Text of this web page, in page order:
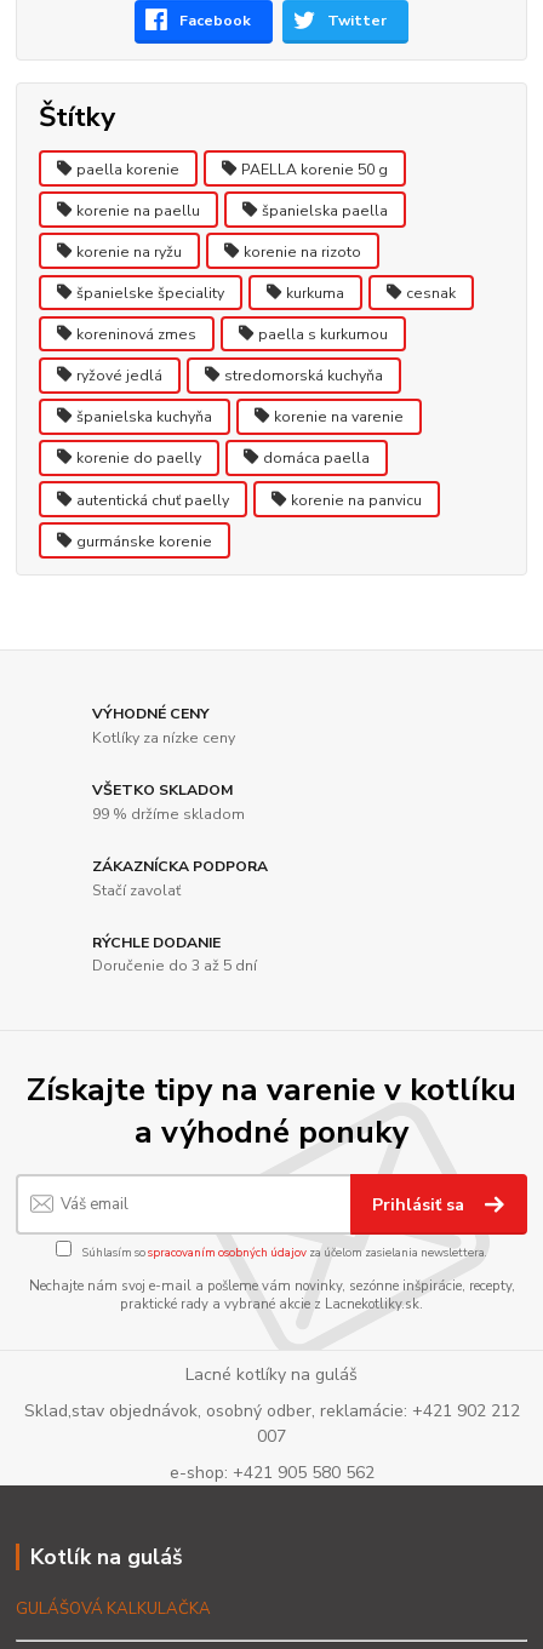
Facebook Twitter
Štítky
paella korenie PAELLA korenie 50 g
korenie na paellu španielska paella
korenie na ryžu korenie na rizoto
španielske špeciality kurkuma cesnak
koreninová zmes paella s kurkumou
ryžové jedlá stredomorská kuchyňa
španielska kuchyňa korenie na varenie
korenie do paelly domáca paella
autentická chuť paelly korenie na panvicu
gurmánske korenie
VÝHODNÉ CENY
Kotlíky za nízke ceny
VŠETKO SKLADOM
99 % držíme skladom
ZÁKAZNÍCKA PODPORA
Stačí zavolať
RÝCHLE DODANIE
Doručenie do 3 až 5 dní
Získajte tipy na varenie v kotlíku
a výhodné ponuky
Prihlásiť sa
Súhlasím sospracovaním osobných údajov za účelom zasielania newslettera.
Nechajte nám svoj e-mail a pošleme vám novinky, sezónne inšpirácie, recepty,
praktické rady a vybrané akcie z Lacnekotliky.sk.
Lacné kotlíky na guláš
Sklad,stav objednávok, osobný odber, reklamácie: +421 902 212
007
e-shop: +421 905 580 562
Kotlík na guláš
GULÁŠOVÁ KALKULAČKA